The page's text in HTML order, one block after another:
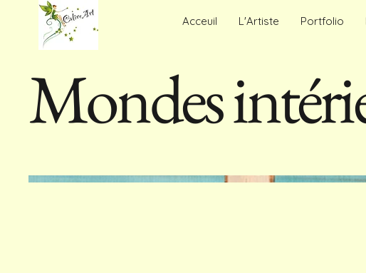
Acceuil L'Artiste Portfolio
Mondes